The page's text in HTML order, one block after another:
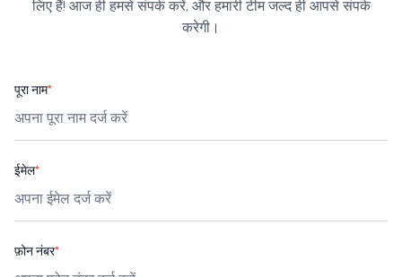
लिए हैं! आज ही हमसे संपर्क करें, और हमारी टीम जल्द ही आपसे संपर्क
करेगी।
पूरा नाम*
ईमेल*
फ़ोन नंबर*